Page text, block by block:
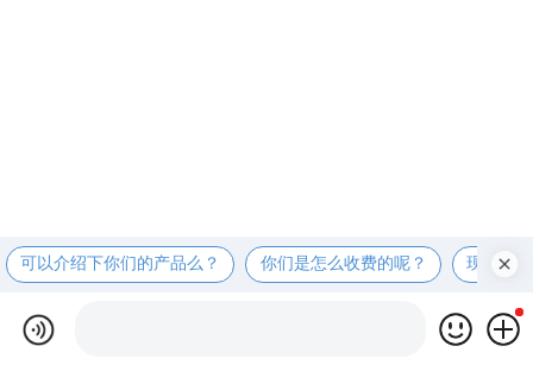
可以介绍下你们的产品么？ 你们是怎么收费的呢？ 现在有